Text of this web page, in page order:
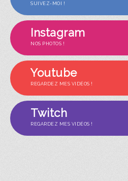
SUIVEZ-MOI !
Instagram
NOS PHOTOS !
Youtube
REGARDEZ MES VIDÉOS !
Twitch
REGARDEZ MES VIDÉOS !